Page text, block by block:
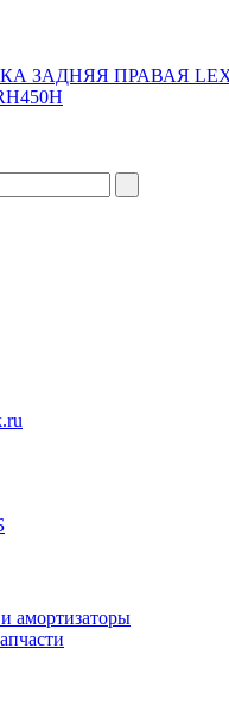
ЗАДНЯЯ ПРАВАЯ
амортизаторы